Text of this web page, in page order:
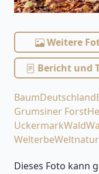
Weitere
Bericht und
BaumDeutschland
Grumsiner Forst
UckermarkWald
Welterbe
Dieses Foto kann